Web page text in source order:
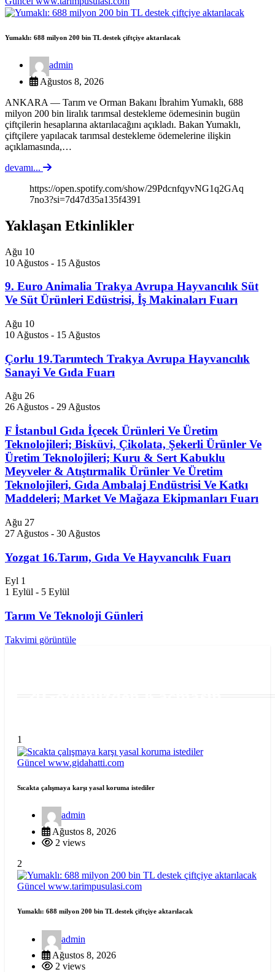
Yumaklı: 688 milyon 200 bin TL destek çiftçiye aktarılacak
admin
Ağustos 8, 2026
ANKARA — Tarım ve Orman Bakanı İbrahim Yumaklı, 688
milyon 200 bin liralık tarımsal destekleme ödemesinin bugün
çiftçilerin hesaplarına aktarılacağını açıkladı. Bakan Yumaklı,
çiftçilere yapılacak tarımsal destekleme ödemelerine ilişkin
açıklamasında,…
devamı...
https://open.spotify.com/show/29PdcnfqyvNG1q2GAq
7no3?si=7d47d35a135f4391
Yaklaşan Etkinlikler
Ağu 10
10 Ağustos - 15 Ağustos
9. Euro Animalia Trakya Avrupa Hayvancılık Süt
Ve Süt Ürünleri Edüstrisi, İş Makinaları Fuarı
Ağu 10
10 Ağustos - 15 Ağustos
Çorlu 19.Tarımtech Trakya Avrupa Hayvancılık
Sanayi Ve Gıda Fuarı
Ağu 26
26 Ağustos - 29 Ağustos
F İstanbul Gıda İçecek Ürünleri Ve Üretim
Teknolojileri; Bisküvi, Çikolata, Şekerli Ürünler Ve
Üretim Teknolojileri; Kuru & Sert Kabuklu
Meyveler & Atıştırmalik Ürünler Ve Üretim
Teknolojileri, Gıda Ambalaj Endüstrisi Ve Katkı
Maddeleri; Market Ve Mağaza Ekipmanları Fuarı
Ağu 27
27 Ağustos - 30 Ağustos
Yozgat 16.Tarım, Gıda Ve Hayvancılık Fuarı
Eyl 1
1 Eylül - 5 Eylül
Tarım Ve Teknoloji Günleri
Takvimi görüntüle
1
Güncel www.gidahatti.com
Sıcakta çalışmaya karşı yasal koruma istediler
admin
Ağustos 8, 2026
2 views
2
Güncel www.tarimpusulasi.com
Yumaklı: 688 milyon 200 bin TL destek çiftçiye aktarılacak
admin
Ağustos 8, 2026
2 views